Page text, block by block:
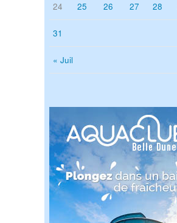
« Juil
24 25 26 27 28
31